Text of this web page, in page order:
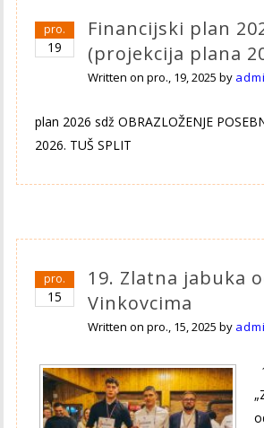
pro.
19
Financijski plan
(projekcija plana
Written onpro., 19, 2025 by
plan 2026 sdž OBRAZLOŽENJE
2026. TUŠ SPLIT
pro.
15
19. Zlatna jabuka
Vinkovcima
Written onpro., 15, 2025 by